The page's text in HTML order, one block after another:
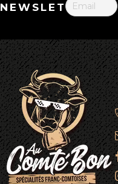
NEWSLETTER